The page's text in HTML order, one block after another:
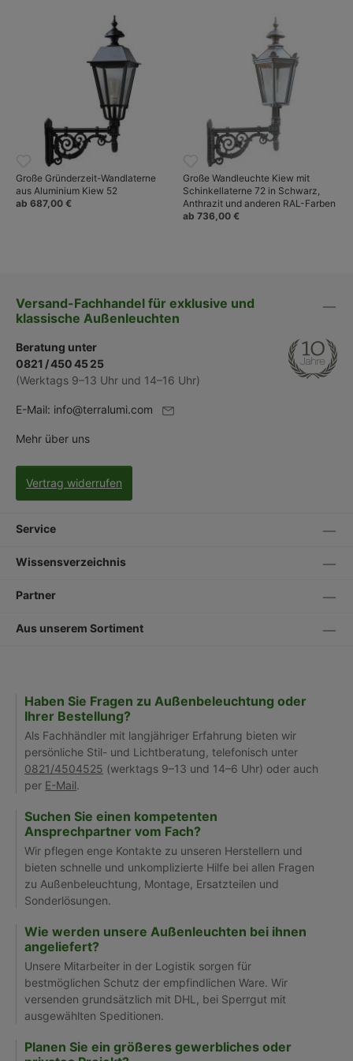
Große Gründerzeit-Wandlaterne
aus Aluminium Kiew 52
ab 687,00 €
Große Wandleuchte Kiew mit
Schinkellaterne 72 in Schwarz,
Anthrazit und anderen RAL-Farben
ab 736,00 €
Versand-Fachhandel für exklusive und
klassische Außenleuchten
Beratung unter
0821 / 450 45 25
(Werktags 9–13 Uhr und 14–16 Uhr)
E-Mail: info@terralumi.com
Mehr über uns
Vertrag widerrufen
Service
Wissensverzeichnis
Partner
Aus unserem Sortiment
Haben Sie Fragen zu Außenbeleuchtung oder
Ihrer Bestellung?
Als Fachhändler mit langjähriger Erfahrung bieten wir
persönliche Stil- und Lichtberatung, telefonisch unter
0821/4504525 (werktags 9–13 und 14–6 Uhr) oder auch
per E-Mail.
Suchen Sie einen kompetenten
Ansprechpartner vom Fach?
Wir pflegen enge Kontakte zu unseren Herstellern und
bieten schnelle und unkomplizierte Hilfe bei allen Fragen
zu Außenbeleuchtung, Montage, Ersatzteilen und
Sonderlösungen.
Wie werden unsere Außenleuchten bei ihnen
angeliefert?
Unsere Mitarbeiter in der Logistik sorgen für
bestmöglichen Schutz der empfindlichen Ware. Wir
versenden grundsätzlich mit DHL, bei Sperrgut mit
ausgewählten Speditionen.
Planen Sie ein größeres gewerbliches oder